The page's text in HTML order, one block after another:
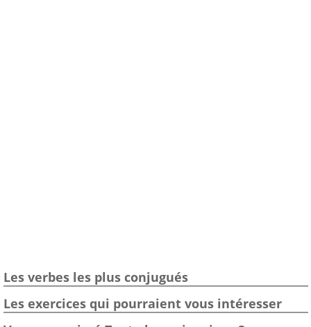
Les verbes les plus conjugués
Les exercices qui pourraient vous intéresser